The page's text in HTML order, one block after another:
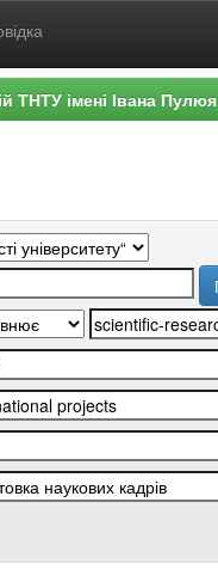
ТНТУ імені Івана Пулюя